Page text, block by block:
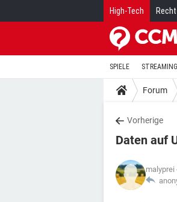
High-Tech
SPIELE STREAMING
Forum
Vorherige
Daten auf
malyprei